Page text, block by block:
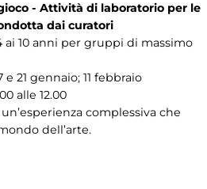
- Attività di laboratorio per le
dai curatori
10 anni per gruppi di massimo
21 gennaio; 11 febbraio
alle 12.00
complessiva che
dell’arte.